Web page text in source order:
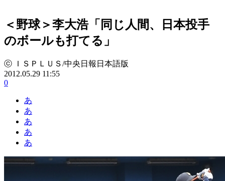
＜野球＞李大浩「同じ人間、日本投手
のボールも打てる」
ⓒ ＩＳＰＬＵＳ/中央日報日本語版
2012.05.29 11:55
0
あ
あ
あ
あ
あ